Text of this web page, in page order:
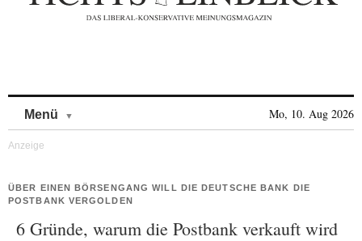
Menü Mo, 10. Aug 2026
ÜBER EINEN BÖRSENGANG WILL DIE DEUTSCHE BANK DIE
POSTBANK VERGOLDEN
6 Gründe, warum die Postbank verkauft wird